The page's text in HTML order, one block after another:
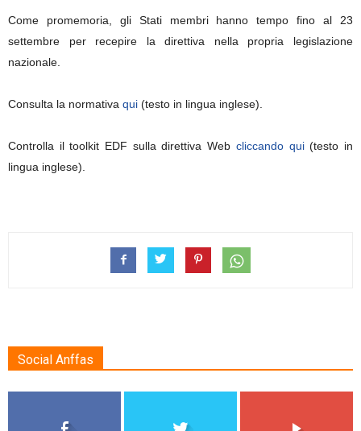
Come promemoria, gli Stati membri hanno tempo fino al 23
settembre per recepire la direttiva nella propria legislazione
nazionale.
Consulta la normativa qui (testo in lingua inglese).
Controlla il toolkit EDF sulla direttiva Web cliccando qui(testo in
lingua inglese).
Social Anffas